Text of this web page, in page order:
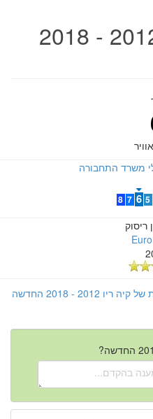
בטיחות קיה ריו 2012 - 2018
משרד התחבורה
5
6
7
8
ריסוק
- 2018 החדשה